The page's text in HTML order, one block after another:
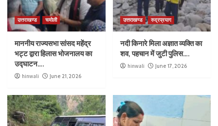
उत्तराखण्ड चमोली
माननीय राज्यसभा सांसद महेंद्र
भट्ट द्वारा हिलास भोजनालय का
उद्घाटन….
hinwali June 21, 2026
उत्तराखण्ड रुद्रप्रयाग
नदी किनारे मिला अज्ञात व्यक्ति का
शव, पहचान में जुटी पुलिस….
hinwali June 17, 2026